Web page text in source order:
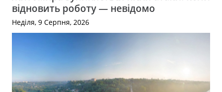
відновить роботу — невідомо
Неділя, 9 Серпня, 2026